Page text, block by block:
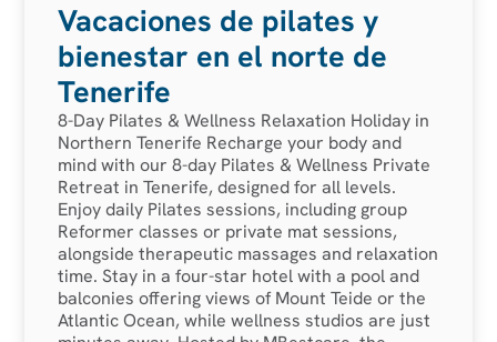
Vacaciones de pilates y
bienestar en el norte de
Tenerife
8-Day Pilates & Wellness Relaxation Holiday in
Northern Tenerife Recharge your body and
mind with our 8-day Pilates & Wellness Private
Retreat in Tenerife, designed for all levels.
Enjoy daily Pilates sessions, including group
Reformer classes or private mat sessions,
alongside therapeutic massages and relaxation
time. Stay in a four-star hotel with a pool and
balconies offering views of Mount Teide or the
Atlantic Ocean, while wellness studios are just